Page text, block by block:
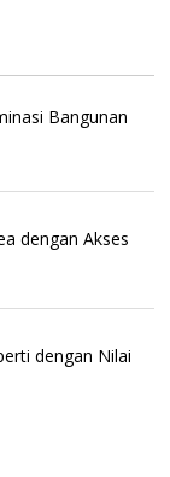
Bangunan
dengan Akses
dengan Nilai